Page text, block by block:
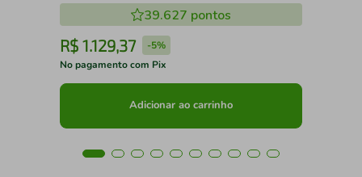
39.627 pontos
R$ 1.129,37 -5%
No pagamento com Pix
Adicionar ao carrinho